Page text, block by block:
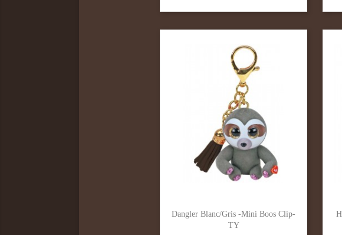
Dangler Blanc/Gris -Mini Boos Clip-
TY